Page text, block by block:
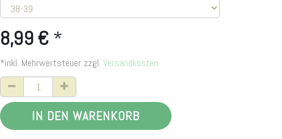
8,99 € *
*inkl. Mehrwertsteuer zzgl. Versandkosten
IN DEN WARENKORB